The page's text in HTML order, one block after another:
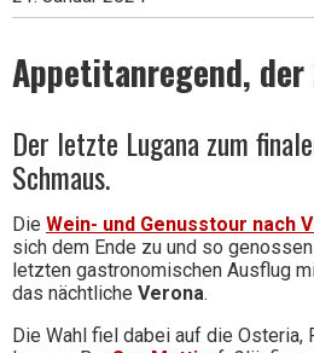
Wein
Appetitanregend, der
Der letzte Lugana zum
Schmaus.
Die Wein- und Genusstour nach
sich dem Ende zu und so
letzten gastronomischen Ausflug
das nächtliche Verona.
Die Wahl fiel dabei auf die Osteria,